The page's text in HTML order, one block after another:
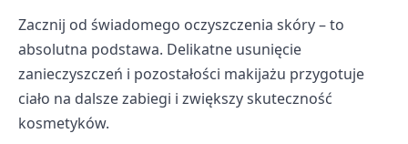
Zacznij od świadomego oczyszczenia skóry – to
absolutna podstawa. Delikatne usunięcie
zanieczyszczeń i pozostałości makijażu przygotuje
ciało na dalsze zabiegi i zwiększy skuteczność
kosmetyków.